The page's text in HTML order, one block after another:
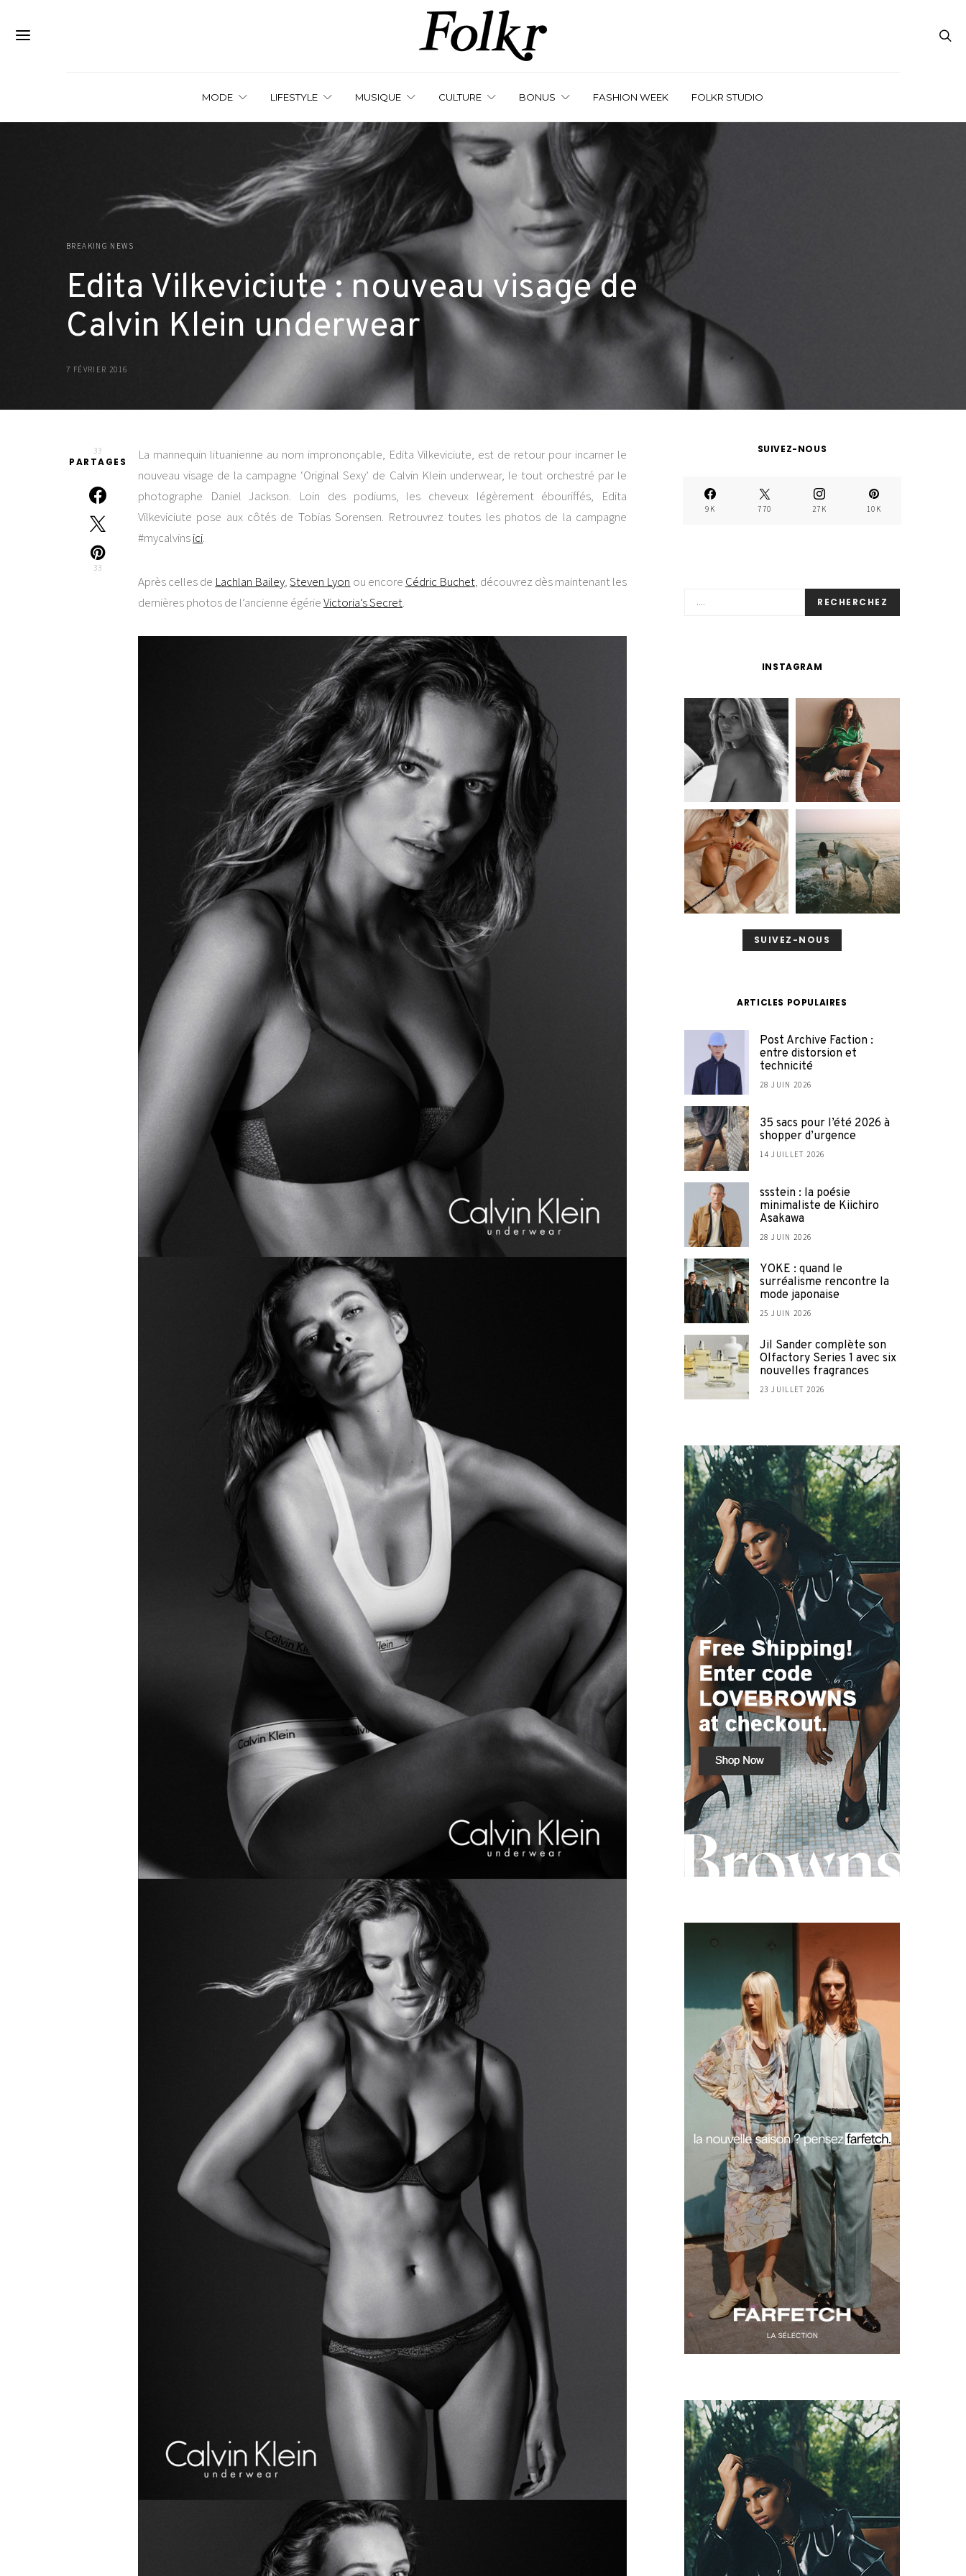
MODE LIFESTYLE MUSIQUE CULTURE BONUS FASHION WEEK FOLKR STUDIO
BREAKING NEWS
Edita Vilkeviciute : nouveau visage de
Calvin Klein underwear
7 FÉVRIER 2016
33
PARTAGES
33
La mannequin lituanienne au nom imprononçable, Edita Vilkeviciute, est de retour pour incarner le
nouveau visage de la campagne ‘Original Sexy’ de Calvin Klein underwear, le tout orchestré par le
photographe Daniel Jackson. Loin des podiums, les cheveux légèrement ébouriffés, Edita
Vilkeviciute pose aux côtés de Tobias Sorensen. Retrouvrez toutes les photos de la campagne
#mycalvinsici.
Après celles de Lachlan Bailey,Steven Lyon ou encore Cédric Buchet, découvrez dès maintenant les
dernières photos de l’ancienne égérieVictoria’s Secret.
SUIVEZ-NOUS
9K 770 27K 10K
RECHERCHEZ
INSTAGRAM
SUIVEZ-NOUS
ARTICLES POPULAIRES
Post Archive Faction :
entre distorsion et
technicité
28 JUIN 2026
35 sacs pour l’été 2026 à
shopper d’urgence
14 JUILLET 2026
ssstein : la poésie
minimaliste de Kiichiro
Asakawa
28 JUIN 2026
YOKE : quand le
surréalisme rencontre la
mode japonaise
25 JUIN 2026
Jil Sander complète son
Olfactory Series 1 avec six
nouvelles fragrances
23 JUILLET 2026